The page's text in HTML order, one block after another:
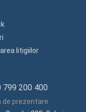
litigiilor
799 200 400
de prezentare